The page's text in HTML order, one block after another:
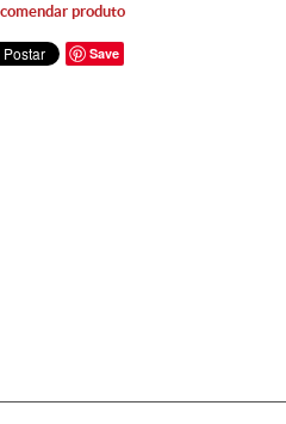
produto
Save